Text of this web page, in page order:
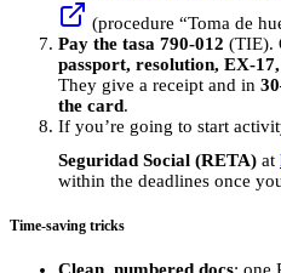
(procedure “Toma de
Pay the tasa 790‑012 (TIE).
passport, resolution,
They give a receipt and in
the card.
If you’re going to start
Seguridad Social (RETA) at
within the deadlines once
Time‑saving tricks